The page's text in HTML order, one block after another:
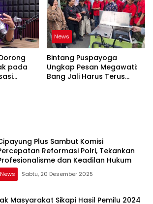
pada
News
Bintang Puspayoga
Ungkap Pesan Megawati:
Bang Jali Harus Terus
Plus Sambut Komisi
Reformasi Polri, Tekankan
dan Keadilan Hukum
News Sabtu, 20 Desember 2025
Masyarakat Sikapi Hasil Pemilu 2024